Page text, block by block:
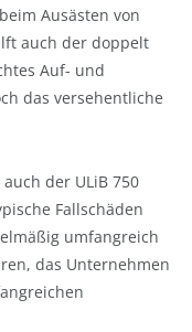
Ausästen von
auch der doppelt
Auf- und
das versehentliche
der ULiB 750
Fallschäden
umfangreich
das Unternehmen